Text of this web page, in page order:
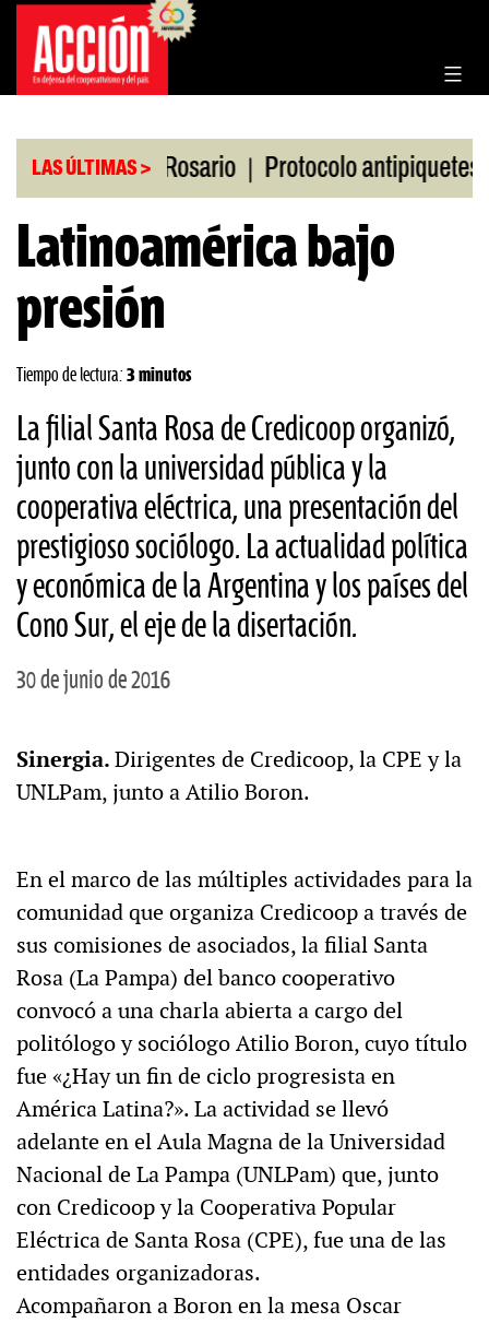
Saltar
contenido
LAS ÚLTIMAS >
la Bolsa de Rosario | Protocolo antipiquetes |
Latinoamérica bajo
presión
Tiempo de lectura: 3 minutos
La filial Santa Rosa de Credicoop organizó,
junto con la universidad pública y la
cooperativa eléctrica, una presentación del
prestigioso sociólogo. La actualidad política
y económica de la Argentina y los países del
Cono Sur, el eje de la disertación.
30 de junio de 2016
Sinergia.Dirigentes de Credicoop, la CPE y la
UNLPam, junto a Atilio Boron.
En el marco de las múltiples actividades para la
comunidad que organiza Credicoop a través de
sus comisiones de asociados, la filial Santa
Rosa (La Pampa) del banco cooperativo
convocó a una charla abierta a cargo del
politólogo y sociólogo Atilio Boron, cuyo título
fue «¿Hay un fin de ciclo progresista en
América Latina?». La actividad se llevó
adelante en el Aula Magna de la Universidad
Nacional de La Pampa (UNLPam) que, junto
con Credicoop y la Cooperativa Popular
Eléctrica de Santa Rosa (CPE), fue una de las
entidades organizadoras.
Acompañaron a Boron en la mesa Oscar